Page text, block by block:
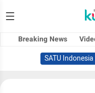
Breaking News
SATU